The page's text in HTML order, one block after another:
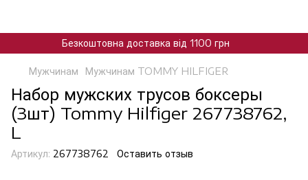
Безкоштовна доставка від 1100 грн
Мужчинам Мужчинам TOMMY HILFIGER
Набор мужских трусов боксеры
(3шт) Tommy Hilfiger 267738762,
L
Артикул: 267738762 Оставить отзыв